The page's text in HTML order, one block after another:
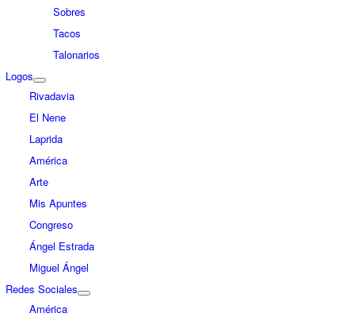
Sobres
Tacos
Talonarios
Logos
Rivadavia
El Nene
Laprida
América
Arte
Mis Apuntes
Congreso
Ángel Estrada
Miguel Ángel
Redes Sociales
América